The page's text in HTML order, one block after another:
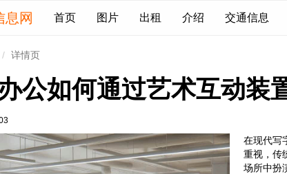
息网 首页 图片 出租 介绍 交通信息
详情页
公如何通过艺术互动装
在现代写
重视，传
场所中扮